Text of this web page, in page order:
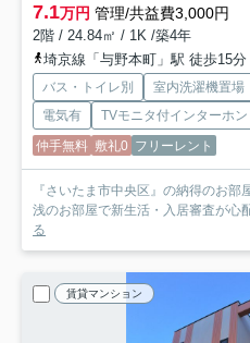
7.1万円 管理/共益費3,000円
2階 / 24.84㎡ / 1K /築4年
埼京線「与野本町」駅 徒歩15分
バス・トイレ別 室内洗濯機置場
電気有
TVモニタ付インターホン
仲手無料 敷礼0 フリーレント
『さいたま市中央区』の納得のお
浅のお部屋で新生活・入居審査が心
る
賃貸マンション